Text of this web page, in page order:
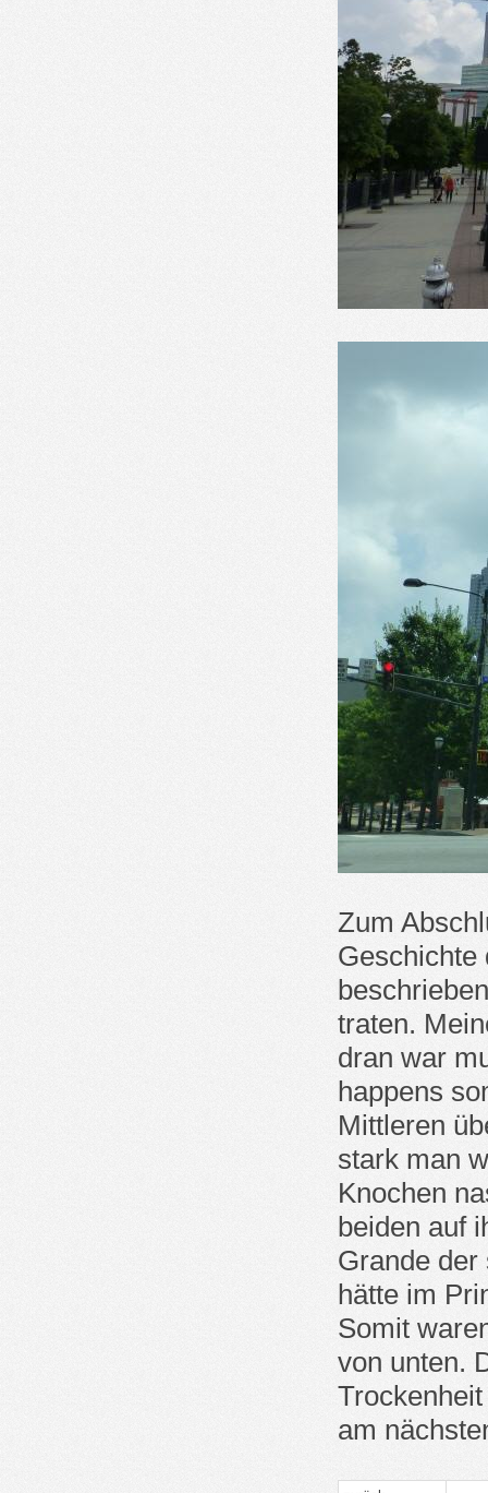
Zum
Geschichte
traten.
dran war
happens
Mittleren
stark man
Knochen
beiden auf
Grande der
hätte im
Somit
von unten.
am